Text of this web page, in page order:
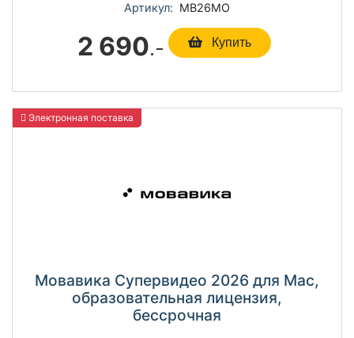
Артикул: МВ26МО
2 690.- Купить
Электронная поставка
Мовавика Супервидео 2026 для Мас,
образовательная лицензия,
бессрочная